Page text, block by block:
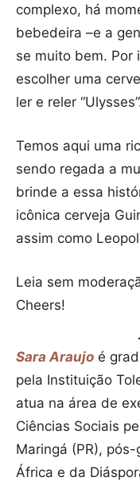
complexo, há
bebedeira –e a
se muito bem. Por
escolher uma
ler e reler
Temos aqui uma
sendo regada a
brinde a essa
icônica cerveja
assim como
Leia sem
Cheers!
Sara Araujo é
pela Instituição
atua na área de
Ciências Sociais
Maringá (PR),
África e da